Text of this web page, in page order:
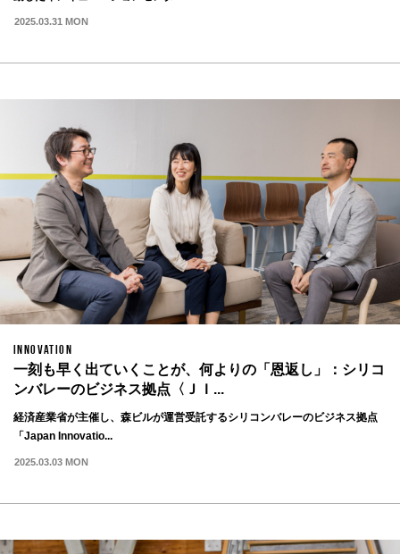
2025.03.31 MON
INNOVATION
一刻も早く出ていくことが、何よりの「恩返し」：シリコ
ンバレーのビジネス拠点〈ＪＩ...
経済産業省が主催し、森ビルが運営受託するシリコンバレーのビジネス拠点
「Japan Innovatio...
2025.03.03 MON